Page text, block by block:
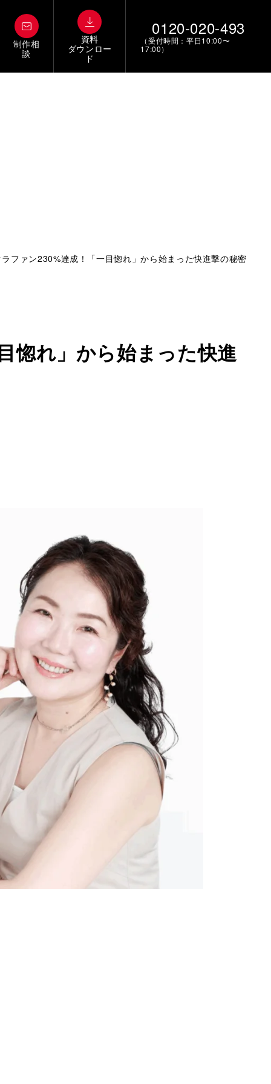
制作相
談
資料
ダウンロー
ド
0120-020-493
（受付時間：平日10:00〜
17:00）
ファン230%達成！「一目惚れ」から始まった快進撃の秘密
惚れ」から始まった快進